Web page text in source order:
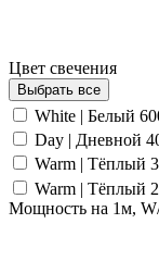
Цвет свечения
Выбрать все
White | Белый
Day | Дневной
Warm | Тёплый
Warm | Тёплый
Мощность на 1м,